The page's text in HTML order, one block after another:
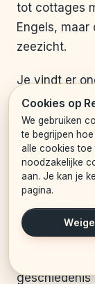
tot cottages
Engels,
zeezicht.
Je vindt er
gebruikt
Mooie
en grote
Als je meer
Cookies op
We gebruiken
te begrijpen
alle cookies toe
noodzakelijke
aan. Je kan je
pagina.